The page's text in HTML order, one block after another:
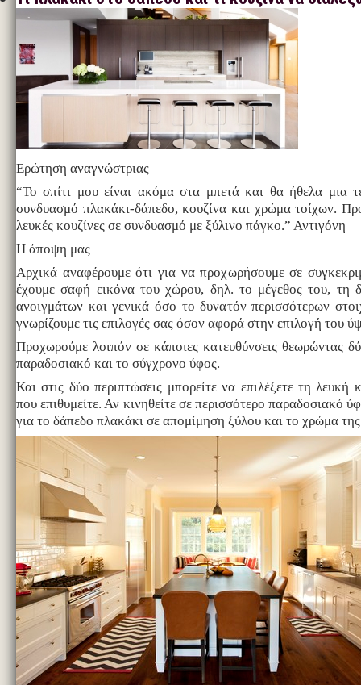
Ερώτηση αναγνώστριας
“Το σπίτι μου είναι ακόμα στα μπετά και θα ήθελα μια
συνδυασμό πλακάκι-δάπεδο, κουζίνα και χρώμα τοίχων.
λευκές κουζίνες σε συνδυασμό με ξύλινο πάγκο.” Αντιγόνη
Η άποψη μας
Αρχικά αναφέρουμε ότι για να προχωρήσουμε σε
έχουμε σαφή εικόνα του χώρου, δηλ. το μέγεθος του, τη
ανοιγμάτων και γενικά όσο το δυνατόν περισσότερων
γνωρίζουμε τις επιλογές σας όσον αφορά στην επιλογή του
Προχωρούμε λοιπόν σε κάποιες κατευθύνσεις θεωρώντας
παραδοσιακό και το σύγχρονο ύφος.
Και στις δύο περιπτώσεις μπορείτε να επιλέξετε τη λευκή
που επιθυμείτε. Αν κινηθείτε σε περισσότερο παραδοσιακό
για το δάπεδο πλακάκι σε απομίμηση ξύλου και το χρώμα